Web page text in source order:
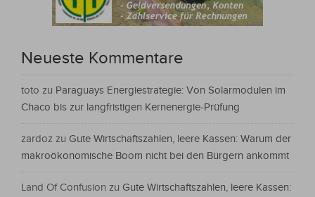
Neueste Kommentare
toto zu Paraguays Energiestrategie: Von Solarmodulen im
Chaco bis zur langfristigen Kernenergie-Prüfung
zardoz zu Gute Wirtschaftszahlen, leere Kassen: Warum der
makroökonomische Boom nicht bei den Bürgern ankommt
Land Of Confusion zu Gute Wirtschaftszahlen, leere Kassen: